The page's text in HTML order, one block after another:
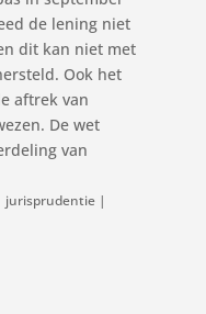
de lening niet
dit kan niet met
Ook het
aftrek van
De wet
van
jurisprudentie |